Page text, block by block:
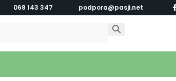
068 143 347 podpora@pasji.net